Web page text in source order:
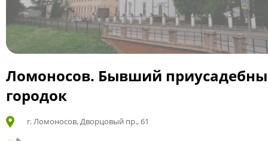
Ломоносов. Бывший
городок
г. Ломоносов, Дворцовый пр., 61